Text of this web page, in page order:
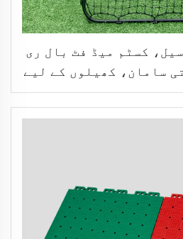
کسٹم میڈ فٹ بال ری
سامان، کھیلوں کے لیے